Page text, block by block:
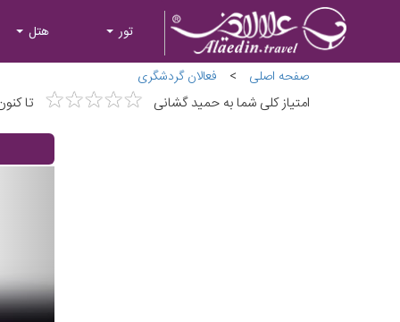
تور هتل
صفحه اصلی > فعالان گردشگری
امتیاز کلی شما به حمید گشانی ★★★★★
★★★★★ تا